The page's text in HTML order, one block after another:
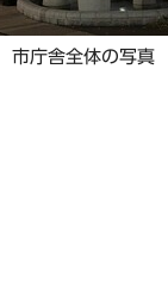
市庁舎全体の写真